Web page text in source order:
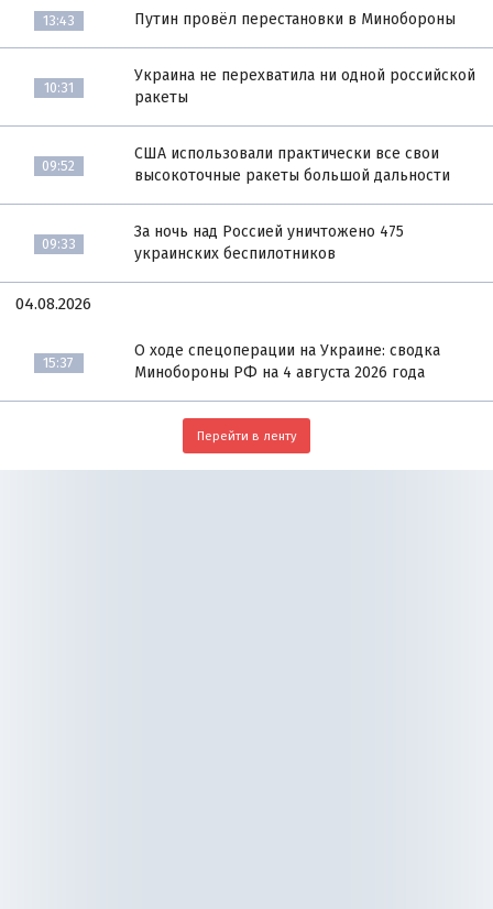
13:43 Путин провёл перестановки в Минобороны
10:31
Украина не перехватила ни одной российской
ракеты
09:52
США использовали практически все свои
высокоточные ракеты большой дальности
09:33
За ночь над Россией уничтожено 475
украинских беспилотников
04.08.2026
15:37
О ходе спецоперации на Украине: сводка
Минобороны РФ на 4 августа 2026 года
Перейти в ленту